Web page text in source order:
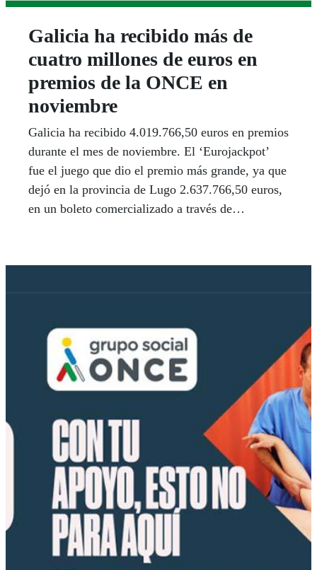
Galicia ha recibido más de
cuatro millones de euros en
premios de la ONCE en
noviembre
Galicia ha recibido 4.019.766,50 euros en premios
durante el mes de noviembre. El ‘Eurojackpot’
fue el juego que dio el premio más grande, ya que
dejó en la provincia de Lugo 2.637.766,50 euros,
en un boleto comercializado a través de
el segundo premio y se quedó a solo un número